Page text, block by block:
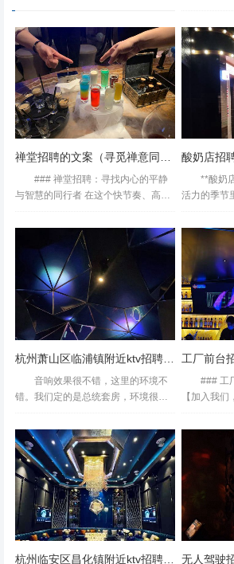
年临床工作经验、能够熟练运用中医技
病、具备科研能力或教学经验者优先。
应聘者的综合素质和沟通能力，通过面
医患沟通能力。 #### **结语** 综上所
过程中需全面展示自身实力，从教育背
素质，每一个环节都需精心准备。了
求，将有助于您成功踏入理想的职业舞
临床一线发光发热，还是在科研与教学
目标，不断提升自我，定能在中医的广
禅堂招聘的文案（寻觅禅意同修：禅堂招募伙伴）
### 禅堂招聘：寻找内心的平静
与智慧的同行者 在这个快节奏、高压
灵得以休憩，成为了许多人的渴望。
禅堂，作为修行与冥想的精神圣地，
不仅承载着古老的智慧...
**酸奶店
活力的季节
你，一同开
奇妙旅程。
缘，渴望在
音响效果很不错，这里的环境不
错。我们定的是总统套房，环境很豪
吃，推荐工作的卤肉饭真的超级好
吃，不错，建议来的小伙伴都可以
点，还可以给充电宝，非常方便。
经...
### 工厂
【加入我
重要。作为
厂，我们深
第一张名片
杭州临安区昌化镇附近ktv招聘商务接待有没有年龄限制_